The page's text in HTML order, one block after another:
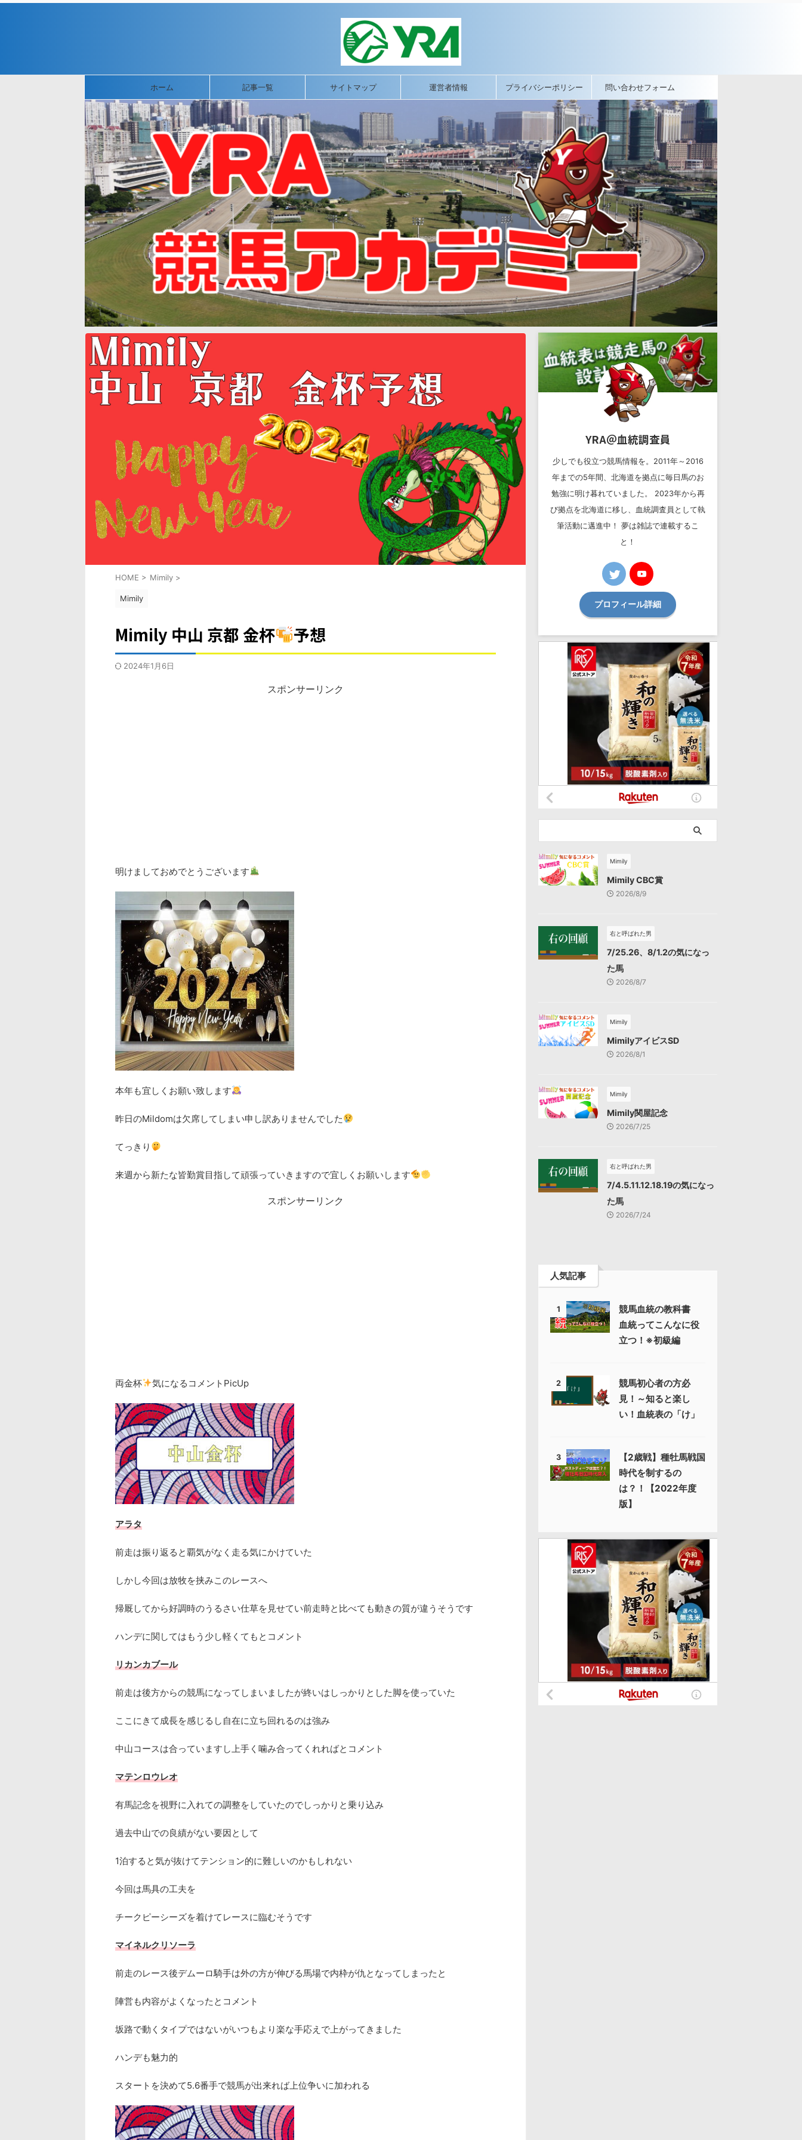
ホーム 記事一覧 サイトマップ 運営者情報 プライバシーポリシー 問い合わせフォーム
HOME > Mimily >
Mimily
Mimily 中山 京都 金杯 予想
2024年1月6日
スポンサーリンク
明けましておめでとうございます
本年も宜しくお願い致します
昨日のMildomは欠席してしまい申し訳ありませんでした
てっきり
来週から新たな皆勤賞目指して頑張っていきますので宜しくお願いします
スポンサーリンク
両金杯 気になるコメントPicUp
アラタ
前走は振り返ると覇気がなく走る気にかけていた
しかし今回は放牧を挟みこのレースへ
帰厩してから好調時のうるさい仕草を見せてい前走時と比べても動きの質が違うそうです
ハンデに関してはもう少し軽くてもとコメント
リカンカブール
前走は後方からの競馬になってしまいましたが終いはしっかりとした脚を使っていた
ここにきて成長を感じるし自在に立ち回れるのは強み
中山コースは合っていますし上手く噛み合ってくれればとコメント
マテンロウレオ
有馬記念を視野に入れての調整をしていたのでしっかりと乗り込み
過去中山での良績がない要因として
1泊すると気が抜けてテンション的に難しいのかもしれない
今回は馬具の工夫を
チークピーシーズを着けてレースに臨むそうです
マイネルクリソーラ
前走のレース後デムーロ騎手は外の方が伸びる馬場で内枠が仇となってしまったと
陣営も内容がよくなったとコメント
坂路で動くタイプではないがいつもより楽な手応えで上がってきました
ハンデも魅力的
スタートを決めて5.6番手で競馬が出来れば上位争いに加われる
YRA＠血統調査員
少しでも役立つ競馬情報を。2011年～2016
年までの5年間、北海道を拠点に毎日馬のお
勉強に明け暮れていました。 2023年から再
び拠点を北海道に移し、血統調査員として執
筆活動に邁進中！ 夢は雑誌で連載するこ
と！
プロフィール詳細
Mimily
Mimily CBC賞
2026/8/9
右と呼ばれた男
7/25.26、8/1.2の気になっ
た馬
2026/8/7
Mimily
MimilyアイビスSD
2026/8/1
Mimily
Mimily関屋記念
2026/7/25
右と呼ばれた男
7/4.5.11.12.18.19の気になっ
た馬
2026/7/24
人気記事
1
競馬血統の教科書
血統ってこんなに役
立つ！※初級編
2
競馬初心者の方必
見！～知ると楽し
い！血統表の「け」
3
【2歳戦】種牡馬戦国
時代を制するの
は？！【2022年度
版】